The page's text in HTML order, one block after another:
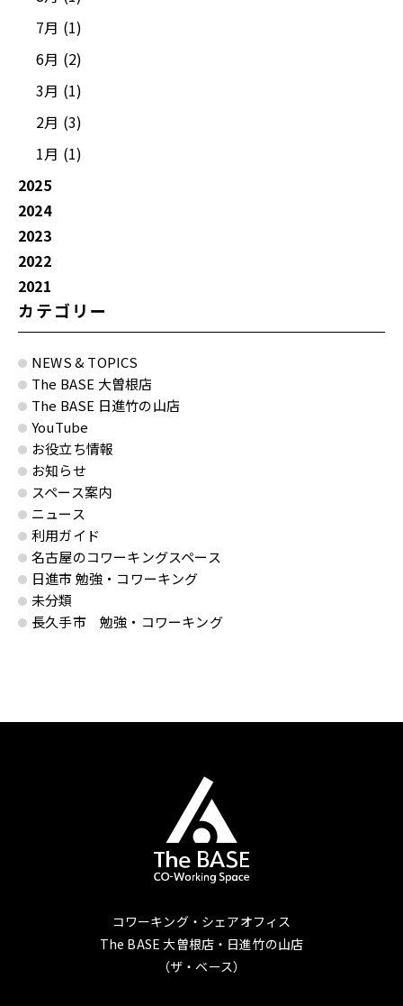
7月 (1)
6月 (2)
3月 (1)
2月 (3)
1月 (1)
2025
2024
2023
2022
2021
カテゴリー
NEWS & TOPICS
The BASE 大曽根店
The BASE 日進竹の山店
YouTube
お役立ち情報
お知らせ
スペース案内
ニュース
利用ガイド
名古屋のコワーキングスペース
日進市 勉強・コワーキング
未分類
長久手市 勉強・コワーキング
コワーキング・シェアオフィス
The BASE 大曽根店・日進竹の山店
（ザ・ベース）